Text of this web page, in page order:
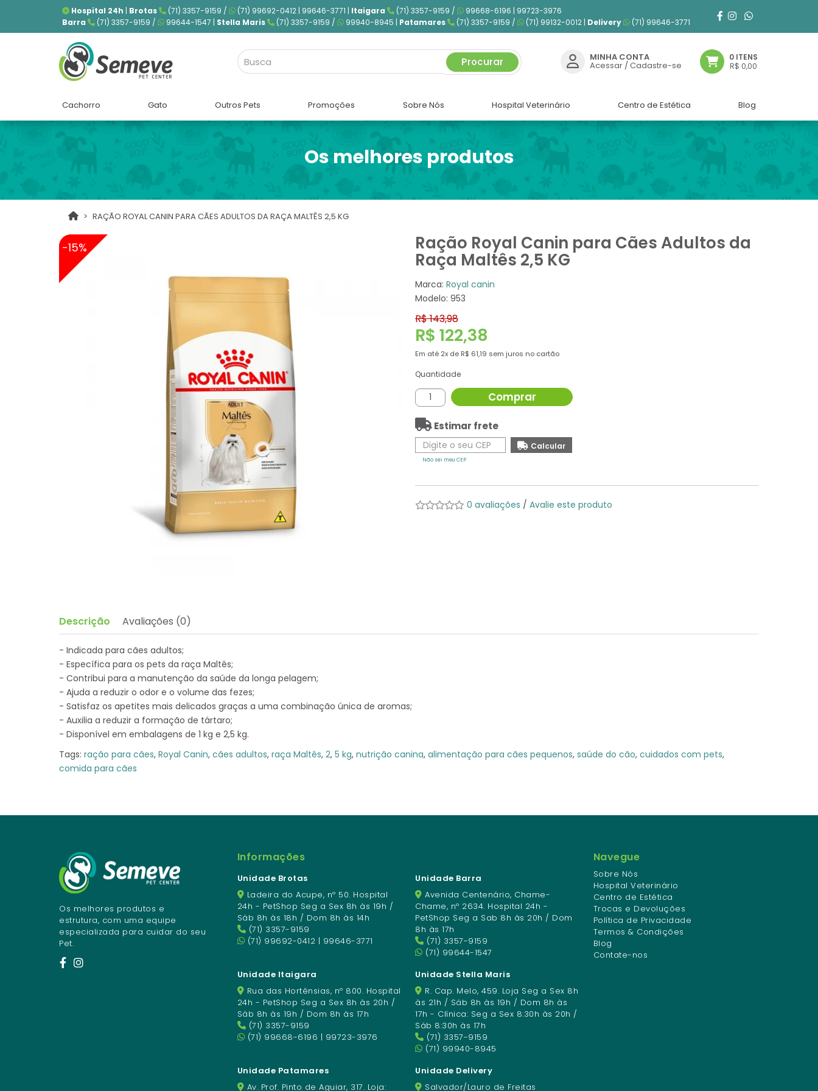
Hospital 24h | Brotas (71) 3357-9159 / (71) 99692-0412 | 99646-3771 | Itaigara (71) 3357-9159 /
99668-6196 | 99723-3976
Barra
(71) 3357-9159 / 99644-1547 | Stella Maris (71) 3357-9159 / 99940-8945 | Patamares (71) 3357-9159 / (71) 99132-0012 | Delivery (71) 99646-3771
MINHA CONTA
Acessar /Cadastre-se
0 ITENS
R$ 0,00
Procurar
Cachorro Gato Outros Pets Promoções Sobre Nós Hospital Veterinário Centro de Estética Blog
Os melhores produtos
RAÇÃO ROYAL CANIN PARA CÃES ADULTOS DA RAÇA MALTÊS 2,5 KG
-15% Ração Royal Canin para Cães Adultos da
Raça Maltês 2,5 KG
Marca: Royal canin
Modelo: 953
R$ 143,98
R$ 122,38
Em até 2x de R$ 61,19 sem juros no cartão
Quantidade
Comprar
Estimar frete
Não sei meu CEP
0 avaliações / Avalie este produto
Descrição Avaliações (0)
- Indicada para cães adultos;
- Específica para os pets da raça Maltês;
- Contribui para a manutenção da saúde da longa pelagem;
- Ajuda a reduzir o odor e o volume das fezes;
- Satisfaz os apetites mais delicados graças a uma combinação única de aromas;
- Auxilia a reduzir a formação de tártaro;
- Disponível em embalagens de 1 kg e 2,5 kg.
Tags: ração para cães, Royal Canin, cães adultos, raça Maltês, 2, 5 kg, nutrição canina, alimentação para cães pequenos, saúde do cão, cuidados com pets,
comida para cães
Os melhores produtos e
estrutura, com uma equipe
especializada para cuidar do seu
Pet.
Informações
Unidade Brotas
Ladeira do Acupe, nº 50. Hospital
24h - PetShop Seg a Sex 8h às 19h /
Sáb 8h às 18h / Dom 8h às 14h
(71) 3357-9159
(71) 99692-0412 | 99646-3771
Unidade Barra
Avenida Centenário, Chame-
Chame, nº 2634. Hospital 24h -
PetShop Seg a Sab 8h às 20h / Dom
8h às 17h
(71) 3357-9159
(71) 99644-1547
Unidade Itaigara
Rua das Hortênsias, nº 800. Hospital
24h - PetShop Seg a Sex 8h às 20h /
Sáb 8h às 19h / Dom 8h às 17h
(71) 3357-9159
(71) 99668-6196 | 99723-3976
Unidade Stella Maris
R. Cap. Melo, 459. Loja Seg a Sex 8h
às 21h / Sáb 8h às 19h / Dom 8h às
17h - Clínica: Seg a Sex 8:30h às 20h /
Sáb 8:30h às 17h
(71) 3357-9159
(71) 99940-8945
Unidade Patamares
Av. Prof. Pinto de Aguiar, 317. Loja:
Unidade Delivery
Salvador/Lauro de Freitas
Navegue
Sobre Nós
Hospital Veterinário
Centro de Estética
Trocas e Devoluções
Política de Privacidade
Termos & Condições
Blog
Contate-nos